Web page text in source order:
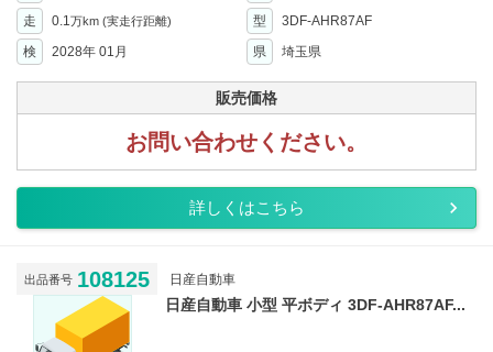
走 0.1万km (実走行距離) 型
3DF-AHR87AF
検
2028年 01月 県 埼玉県
販売価格
お問い合わせください。
詳しくはこちら
出品番号 108125 日産自動車
日産自動車 小型 平ボディ 3DF-AHR87AF...